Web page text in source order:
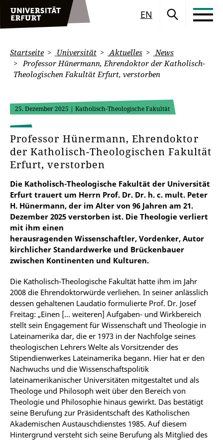
EN
Startseite Universität Aktuelles
News
Professor Hünermann, Ehrendoktor der Katholisch-
Theologischen Fakultät Erfurt, verstorben
25. Dezember 2025 | Katholisch-Theologische Fakultät
Professor Hünermann, Ehrendoktor
der Katholisch-Theologischen Fakultät
Erfurt, verstorben
Die Katholisch-Theologische Fakultät der Universität
Erfurt trauert um Herrn Prof. Dr. Dr. h. c. mult. Peter
H. Hünermann, der im Alter von 96 Jahren am 21.
Dezember 2025 verstorben ist. Die Theologie verliert
mit ihm einen
herausragenden Wissenschaftler, Vordenker, Autor
kirchlicher Standardwerke und Brückenbauer
zwischen Kontinenten und Kulturen.
Die Katholisch-Theologische Fakultät hatte ihm im Jahr
2008 die Ehrendoktorwürde verliehen. In seiner anlässlich
dessen gehaltenen Laudatio formulierte Prof. Dr. Josef
Freitag: „Einen [… weiteren] Aufgaben- und Wirkbereich
stellt sein Engagement für Wissenschaft und Theologie in
Lateinamerika dar, die er 1973 in der Nachfolge seines
theologischen Lehrers Welte als Vorsitzender des
Stipendienwerkes Lateinamerika begann. Hier hat er den
Nachwuchs und die Wissenschaftspolitik
lateinamerikanischer Universitäten mitgestaltet und als
Theologe und Philosoph weit über den Bereich von
Theologie und Philosophie hinaus gewirkt. Das bestätigt
seine Berufung zur Präsidentschaft des Katholischen
Akademischen Austauschdienstes 1985. Auf diesem
Hintergrund versteht sich seine Berufung als Mitglied des